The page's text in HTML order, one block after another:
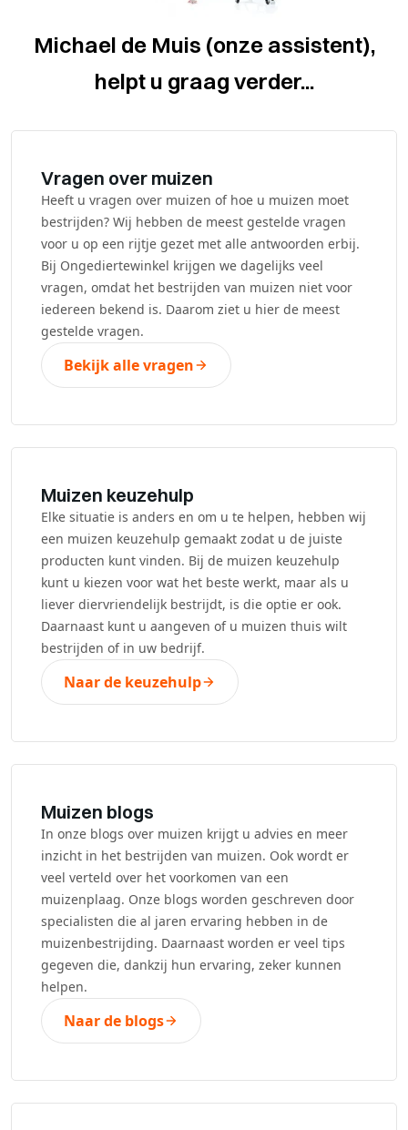
Michael de Muis (onze assistent),
helpt u graag verder...
Vragen over muizen
Heeft u vragen over muizen of hoe u muizen moet
bestrijden? Wij hebben de meest gestelde vragen
voor u op een rijtje gezet met alle antwoorden erbij.
Bij Ongediertewinkel krijgen we dagelijks veel
vragen, omdat het bestrijden van muizen niet voor
iedereen bekend is. Daarom ziet u hier de meest
gestelde vragen.
Bekijk alle vragen
Muizen keuzehulp
Elke situatie is anders en om u te helpen, hebben wij
een muizen keuzehulp gemaakt zodat u de juiste
producten kunt vinden. Bij de muizen keuzehulp
kunt u kiezen voor wat het beste werkt, maar als u
liever diervriendelijk bestrijdt, is die optie er ook.
Daarnaast kunt u aangeven of u muizen thuis wilt
bestrijden of in uw bedrijf.
Naar de keuzehulp
Muizen blogs
In onze blogs over muizen krijgt u advies en meer
inzicht in het bestrijden van muizen. Ook wordt er
veel verteld over het voorkomen van een
muizenplaag. Onze blogs worden geschreven door
specialisten die al jaren ervaring hebben in de
muizenbestrijding. Daarnaast worden er veel tips
gegeven die, dankzij hun ervaring, zeker kunnen
helpen.
Naar de blogs